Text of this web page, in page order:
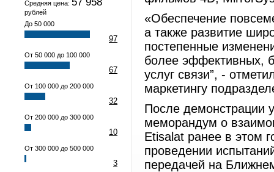
Средняя цена:
рублей
До 50 000
97
От 50 000 до 100 000
67
От 100 000 до 200 000
32
От 200 000 до 300 000
10
От 300 000 до 500 000
3
«Обеспечение
а также развитие
постепенные
более эффективных,
услуг связи”, -
маркетингу
После демонстрации
меморандум о
Etisalat ранее в этом
проведении
передачей на